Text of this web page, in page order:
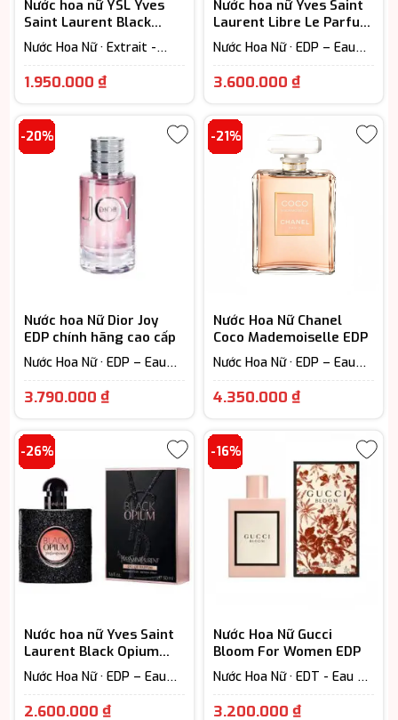
Nước hoa nữ YSL Yves
Saint Laurent Black
Opium Le Parfum
Nước Hoa Nữ · Extrait -
12h)
1.950.000₫Khoảng
1.950.000 ₫
đến
3.400.000 ₫
Nước hoa nữ Yves Saint
Laurent Libre Le Parfum
cao cấp
Nước Hoa Nữ · EDP – Eau
7-12h) · Floral – Hương hoa
3.600.000 ₫Giá
là:
3.600.000
-20%
Nước hoa Nữ Dior Joy
EDP chính hãng cao cấp
Nước Hoa Nữ · EDP – Eau
7-12h) · Woody Scent -
3.790.000₫Giá
là:
3.790.000 ₫.
-21%
Nước Hoa Nữ Chanel
Coco Mademoiselle EDP
Nước Hoa Nữ · EDP – Eau
7-12h) · Extrait - Parfum
4.350.000 ₫Giá
là:
4.350.000
-26%
Nước hoa nữ Yves Saint
Laurent Black Opium
EDP cao cấp
Nước Hoa Nữ · EDP – Eau
7-12h)
2.600.000₫Khoảng
-16%
Nước Hoa Nữ Gucci
Bloom For Women EDP
Nước Hoa Nữ · EDT - Eau De
6h) · Floral – Hương hoa cỏ
3.200.000 ₫Giá